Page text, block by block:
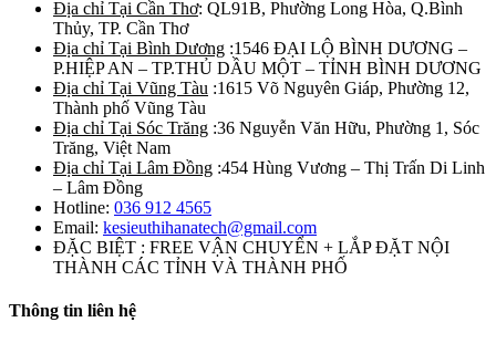
Địa chỉ Tại Cần Thơ: QL91B, Phường Long Hòa, Q.Bình
Thủy, TP. Cần Thơ
Địa chỉ Tại Bình Dương :1546 ĐẠI LỘ BÌNH DƯƠNG –
P.HIỆP AN – TP.THỦ DẦU MỘT – TỈNH BÌNH DƯƠNG
Địa chỉ Tại Vũng Tàu :1615 Võ Nguyên Giáp, Phường 12,
Thành phố Vũng Tàu
Địa chỉ Tại Sóc Trăng :36 Nguyễn Văn Hữu, Phường 1, Sóc
Trăng, Việt Nam
Địa chỉ Tại Lâm Đồng :454 Hùng Vương – Thị Trấn Di Linh
– Lâm Đồng
Hotline: 036 912 4565
Email: kesieuthihanatech@gmail.com
ĐẶC BIỆT : FREE VẬN CHUYỂN + LẮP ĐẶT NỘI
THÀNH CÁC TỈNH VÀ THÀNH PHỐ
Thông tin liên hệ